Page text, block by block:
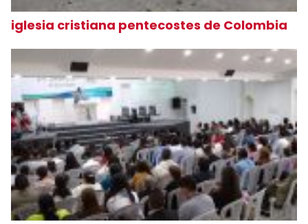
iglesia cristiana pentecostes de Colombia